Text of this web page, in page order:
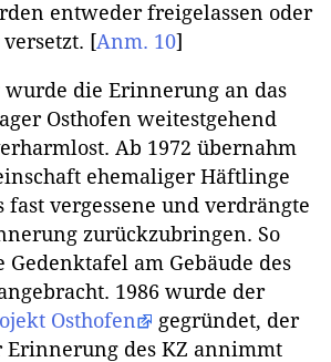
entweder freigelassen oder
[Anm. 10]
wurde die Erinnerung an das
Osthofen weitestgehend
Ab 1972 übernahm
ehemaliger Häftlinge
fast vergessene und verdrängte
zurückzubringen. So
Gedenktafel am Gebäude des
1986 wurde der
Osthofen
gegründet, der
Erinnerung des KZ annimmt